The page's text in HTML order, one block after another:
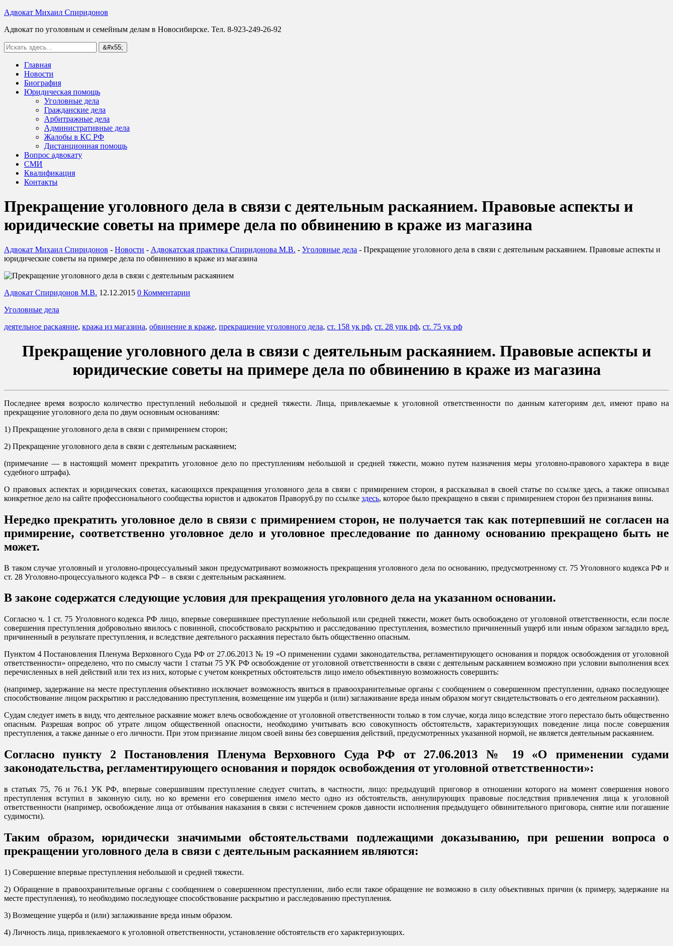
Адвокат Михаил Спиридонов
Адвокат по уголовным и семейным делам в Новосибирске. Тел. 8-923-249-26-92
Главная
Новости
Биография
Юридическая помощь
Уголовные дела
Гражданские дела
Арбитражные дела
Административные дела
Жалобы в КС РФ
Дистанционная помощь
Вопрос адвокату
СМИ
Квалификация
Контакты
Прекращение уголовного дела в связи с деятельным раскаянием. Правовые аспекты и
юридические советы на примере дела по обвинению в краже из магазина
Адвокат Михаил Спиридонов - Новости - Адвокатская практика Спиридонова М.В. - Уголовные дела - Прекращение уголовного дела в связи с деятельным раскаянием. Правовые аспекты и
юридические советы на примере дела по обвинению в краже из магазина
Адвокат Спиридонов М.В. 12.12.2015 0 Комментарии
Уголовные дела
деятельное раскаяние, кража из магазина, обвинение в краже, прекращение уголовного дела, ст. 158 ук рф, ст. 28 упк рф, ст. 75 ук рф
Прекращение уголовного дела в связи с деятельным раскаянием. Правовые аспекты и
юридические советы на примере дела по обвинению в краже из магазина
Последнее время возросло количество преступлений небольшой и средней тяжести. Лица, привлекаемые к уголовной ответственности по данным категориям дел, имеют право на
прекращение уголовного дела по двум основным основаниям:
1) Прекращение уголовного дела в связи с примирением сторон;
2) Прекращение уголовного дела в связи с деятельным раскаянием;
(примечание — в настоящий момент прекратить уголовное дело по преступлениям небольшой и средней тяжести, можно путем назначения меры уголовно-правового характера в виде
судебного штрафа).
О правовых аспектах и юридических советах, касающихся прекращения уголовного дела в связи с примирением сторон, я рассказывал в своей статье по ссылке здесь, а также описывал
конкретное дело на сайте профессионального сообщества юристов и адвокатов Праворуб.ру по ссылке здесь, которое было прекращено в связи с примирением сторон без признания вины.
Нередко прекратить уголовное дело в связи с примирением сторон, не получается так как потерпевший не согласен на
примирение, соответственно уголовное дело и уголовное преследование по данному основанию прекращено быть не
может.
В таком случае уголовный и уголовно-процессуальный закон предусматривают возможность прекращения уголовного дела по основанию, предусмотренному ст. 75 Уголовного кодекса РФ и
ст. 28 Уголовно-процессуального кодекса РФ – в связи с деятельным раскаянием.
В законе содержатся следующие условия для прекращения уголовного дела на указанном основании.
Согласно ч. 1 ст. 75 Уголовного кодекса РФ лицо, впервые совершившее преступление небольшой или средней тяжести, может быть освобождено от уголовной ответственности, если после
совершения преступления добровольно явилось с повинной, способствовало раскрытию и расследованию преступления, возместило причиненный ущерб или иным образом загладило вред,
причиненный в результате преступления, и вследствие деятельного раскаяния перестало быть общественно опасным.
Пунктом 4 Постановления Пленума Верховного Суда РФ от 27.06.2013 № 19 «О применении судами законодательства, регламентирующего основания и порядок освобождения от уголовной
ответственности» определено, что по смыслу части 1 статьи 75 УК РФ освобождение от уголовной ответственности в связи с деятельным раскаянием возможно при условии выполнения всех
перечисленных в ней действий или тех из них, которые с учетом конкретных обстоятельств лицо имело объективную возможность совершить:
(например, задержание на месте преступления объективно исключает возможность явиться в правоохранительные органы с сообщением о совершенном преступлении, однако последующее
способствование лицом раскрытию и расследованию преступления, возмещение им ущерба и (или) заглаживание вреда иным образом могут свидетельствовать о его деятельном раскаянии).
Судам следует иметь в виду, что деятельное раскаяние может влечь освобождение от уголовной ответственности только в том случае, когда лицо вследствие этого перестало быть общественно
опасным. Разрешая вопрос об утрате лицом общественной опасности, необходимо учитывать всю совокупность обстоятельств, характеризующих поведение лица после совершения
преступления, а также данные о его личности. При этом признание лицом своей вины без совершения действий, предусмотренных указанной нормой, не является деятельным раскаянием.
Согласно пункту 2 Постановления Пленума Верховного Суда РФ от 27.06.2013 № 19 «О применении судами
законодательства, регламентирующего основания и порядок освобождения от уголовной ответственности»:
в статьях 75, 76 и 76.1 УК РФ, впервые совершившим преступление следует считать, в частности, лицо: предыдущий приговор в отношении которого на момент совершения нового
преступления вступил в законную силу, но ко времени его совершения имело место одно из обстоятельств, аннулирующих правовые последствия привлечения лица к уголовной
ответственности (например, освобождение лица от отбывания наказания в связи с истечением сроков давности исполнения предыдущего обвинительного приговора, снятие или погашение
судимости).
Таким образом, юридически значимыми обстоятельствами подлежащими доказыванию, при решении вопроса о
прекращении уголовного дела в связи с деятельным раскаянием являются:
1) Совершение впервые преступления небольшой и средней тяжести.
2) Обращение в правоохранительные органы с сообщением о совершенном преступлении, либо если такое обращение не возможно в силу объективных причин (к примеру, задержание на
месте преступления), то необходимо последующее способствование раскрытию и расследованию преступления.
3) Возмещение ущерба и (или) заглаживание вреда иным образом.
4) Личность лица, привлекаемого к уголовной ответственности, установление обстоятельств его характеризующих.